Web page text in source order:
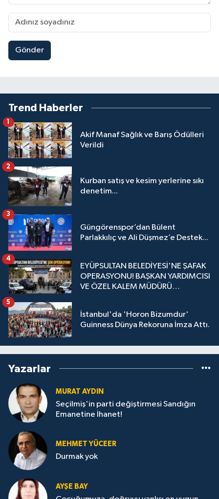
Gönder
Trend Haberler
Akif Manaf Sağlık ve Barış Ödülleri
Verildi
1
Kurban satış ve kesim yerlerine sıkı
denetim...
2
Güngörenspor’dan Bülent
Parlakkılıç ve Ali Düşmez’e Destek...
3
EYÜPSULTAN BELEDİYESİ'NE ŞAFAK
OPERASYONU! BAŞKAN YARDIMCISI
VE ÖZEL KALEM MÜDÜRÜ
4
İstanbul'da 'Horon Bizumdur'
Guinness Dünya Rekoruna İmza Attı.
5
Yazarlar
MURAT AYDIN
Seçilmiş'in parti değiştirmesi Sandığın
Emanetine İhanet!
MEHMET YÜCEER
Durmak yok
AYŞE BAY